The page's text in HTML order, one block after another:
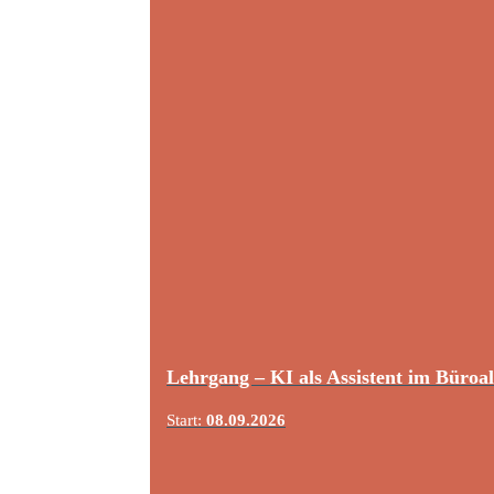
Lehrgang – KI als Assistent im
Start: 08.09.2026